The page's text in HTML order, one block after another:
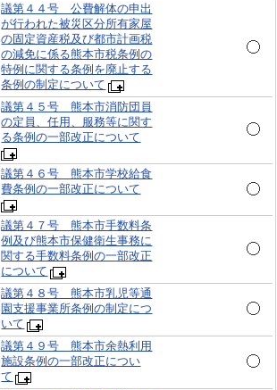
議第４４号 公費解体の申出
が行われた被災区分所有家屋
の固定資産税及び都市計画税
の減免に係る熊本市税条例の
特例に関する条例を廃止する
条例の制定について
議第４５号 熊本市消防団員
の定員、任用、服務等に関す
る条例の一部改正について
議第４６号 熊本市学校給食
費条例の一部改正について
議第４７号 熊本市手数料条
例及び熊本市保健衛生事務に
関する手数料条例の一部改正
について
議第４８号 熊本市乳児等通
園支援事業所条例の制定につ
いて
議第４９号 熊本市余熱利用
施設条例の一部改正につい
て